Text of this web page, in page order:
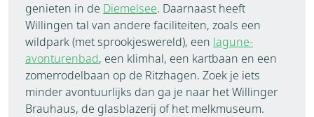
genieten in de Diemelsee. Daarnaast heeft
Willingen tal van andere faciliteiten, zoals een
wildpark (met sprookjeswereld), een lagune-
avonturenbad, een klimhal, een kartbaan en een
zomerrodelbaan op de Ritzhagen. Zoek je iets
minder avontuurlijks dan ga je naar het Willinger
Brauhaus, de glasblazerij of het melkmuseum.